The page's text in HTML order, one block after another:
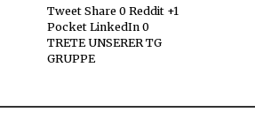
Tweet Share 0 Reddit +1
Pocket LinkedIn 0
TRETE UNSERER TG
GRUPPE